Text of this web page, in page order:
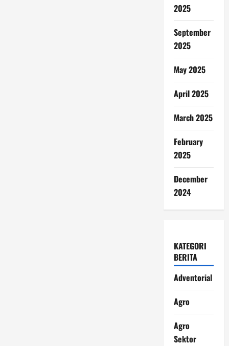
2025
September
2025
May 2025
April 2025
March 2025
February
2025
December
2024
KATEGORI
BERITA
Adventorial
Agro
Agro
Sektor